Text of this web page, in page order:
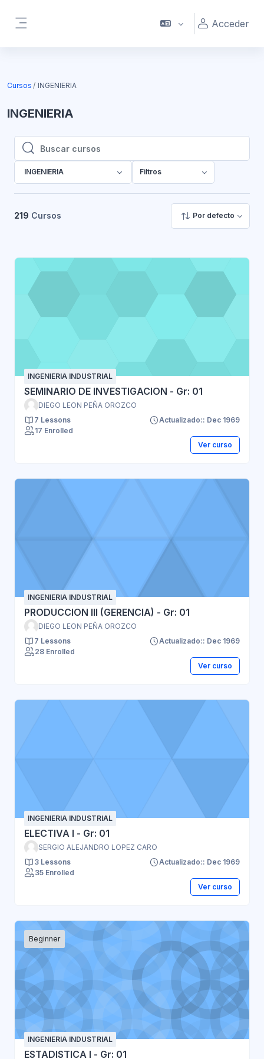
Acceder
Cursos INGENIERIA
INGENIERIA
Buscar cursos
Buscar cursos
INGENIERIA Filtros
219 Cursos Por defecto
INGENIERIA INDUSTRIAL
SEMINARIO DE INVESTIGACION - Gr: 01
DIEGO LEON PEÑA OROZCO
7 Lessons
Actualizado:: Dec 1969
17 Enrolled
Ver curso
INGENIERIA INDUSTRIAL
PRODUCCION III (GERENCIA) - Gr: 01
DIEGO LEON PEÑA OROZCO
7 Lessons
Actualizado:: Dec 1969
28 Enrolled
Ver curso
INGENIERIA INDUSTRIAL
ELECTIVA I - Gr: 01
SERGIO ALEJANDRO LOPEZ CARO
3 Lessons
Actualizado:: Dec 1969
35 Enrolled
Ver curso
Beginner
INGENIERIA INDUSTRIAL
ESTADISTICA I - Gr: 01